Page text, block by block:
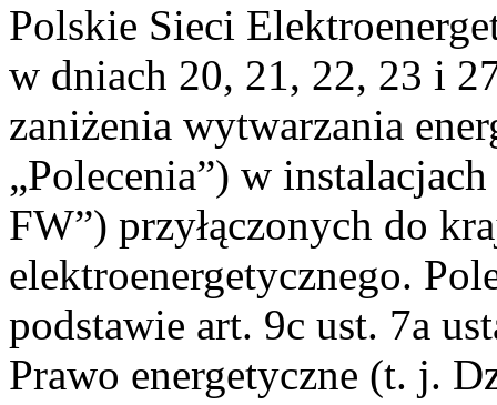
Polskie Sieci
w dniach 20, 21, 22, 23 i
zaniżenia wytwarzania
„Polecenia”) w
FW”) przyłączonych do
elektroenergetycznego.
podstawie art. 9c ust. 7a
Prawo energetyczne (t. j.